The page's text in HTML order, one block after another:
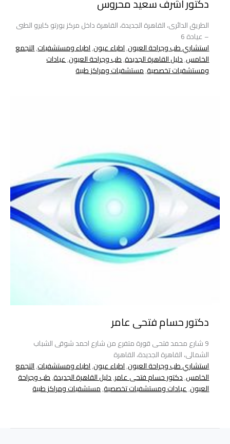
دكتور اشرف سعيد محروس
الطريق الدائرى، القاهرة الجديدة، القاهرة داخل مركز بورتو كايرو الطبى
– عيادة 6
استشاري طب وجراحة العيون,اطباء عيون,اطباء ومستشفيات,التجمع
الخامس,دليل القاهرة الجديدة,طب وجراحة العيون,عيادات
ومستشفيات تخصصية,مستشفيات ومراكز طبية
دكتور حسام فتحى عامر
9 شارع محمد فتحى قورة متفرع من شارع احمد شوقى الشباب
الشمالى، القاهرة الجديدة، القاهرة
استشاري طب وجراحة العيون,اطباء عيون,اطباء ومستشفيات,التجمع
الخامس,دكتور حسام فتحى عامر,دليل القاهرة الجديدة,طب وجراحة
العيون,عيادات ومستشفيات تخصصية,مستشفيات ومراكز طبية